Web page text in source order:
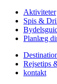
Aktiviteter
Spis &
Planlæg
Rejsetips
kontakt